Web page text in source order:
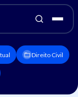
Direito Civil